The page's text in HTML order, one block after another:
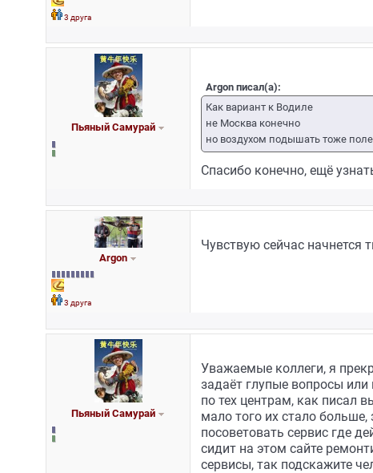
3 друга
Пьяный Самурай
Argon писал(а):
Как вариант к Водиле
не Москва конечно
но воздухом подышать тоже
Спасибо конечно, ещё
Argon
3 друга
Чувствую сейчас начнется
Пьяный Самурай
Уважаемые коллеги, я
задаёт глупые вопросы
по тех центрам, как писал
мало того их стало
посоветовать сервис где
сидит на этом сайте
сервисы, так подскажите